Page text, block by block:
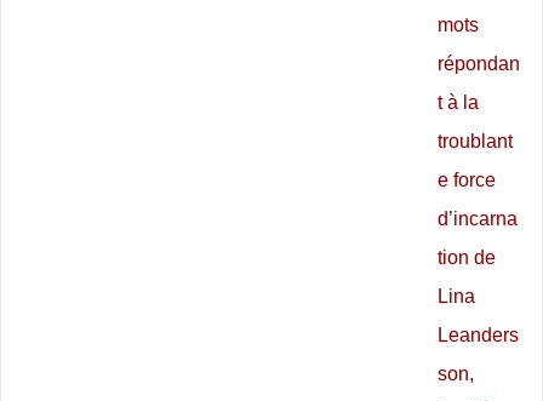
mots
répondan
t à la
troublant
e force
d’incarna
tion de
Lina
Leanders
son,